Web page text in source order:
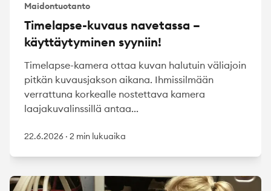
Maidontuotanto
Timelapse-kuvaus navetassa –
käyttäytyminen syyniin!
Timelapse-kamera ottaa kuvan halutuin väliajoin
pitkän kuvausjakson aikana. Ihmissilmään
verrattuna korkealle nostettava kamera
laajakuvalinssillä antaa...
22.6.2026 · 2 min lukuaika